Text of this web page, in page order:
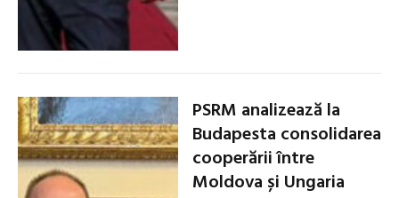
PSRM analizează la
Budapesta consolidarea
cooperării între
Moldova și Ungaria